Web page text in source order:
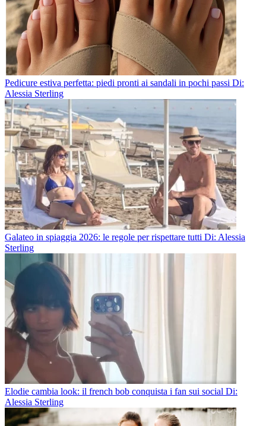
Pedicure estiva perfetta: piedi pronti ai sandali in pochi passi Di:
Alessia Sterling
Galateo in spiaggia 2026: le regole per rispettare tutti Di: Alessia
Sterling
Elodie cambia look: il french bob conquista i fan sui social Di:
Alessia Sterling